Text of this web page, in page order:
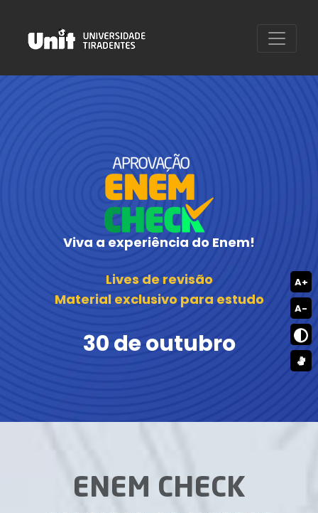
Viva a experiência do Enem!
Lives de revisão
Material exclusivo para estudo
30 de outubro
ENEM CHECK
A+
A-